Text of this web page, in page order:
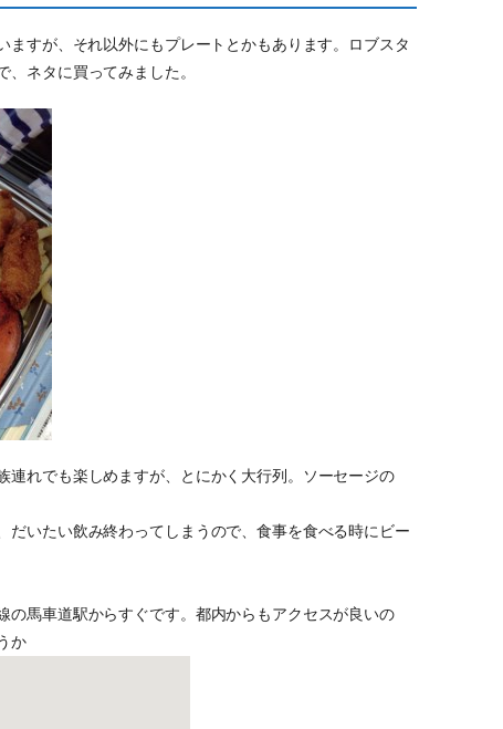
ますが、それ以外にもプレートとかもあります。ロブスタ
ネタに買ってみました。
連れでも楽しめますが、とにかく大行列。ソーセージの
だいたい飲み終わってしまうので、食事を食べる時にビー
の馬車道駅からすぐです。都内からもアクセスが良いの
か